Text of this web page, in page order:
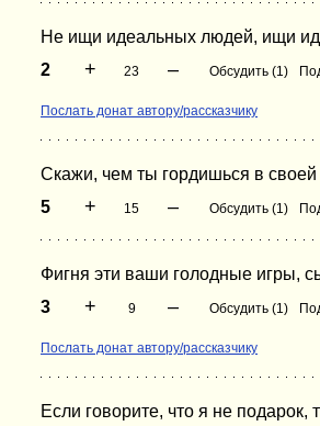
Не ищи идеальных людей, ищи
2
+ 23 – Обсудить (1)
Послать донат автору/рассказчику
Скажи, чем ты гордишься в своей
5
+ 15 – Обсудить (1)
Фигня эти ваши голодные игры,
3
+ 9 – Обсудить (1)
Послать донат автору/рассказчику
Если говорите, что я не подарок,